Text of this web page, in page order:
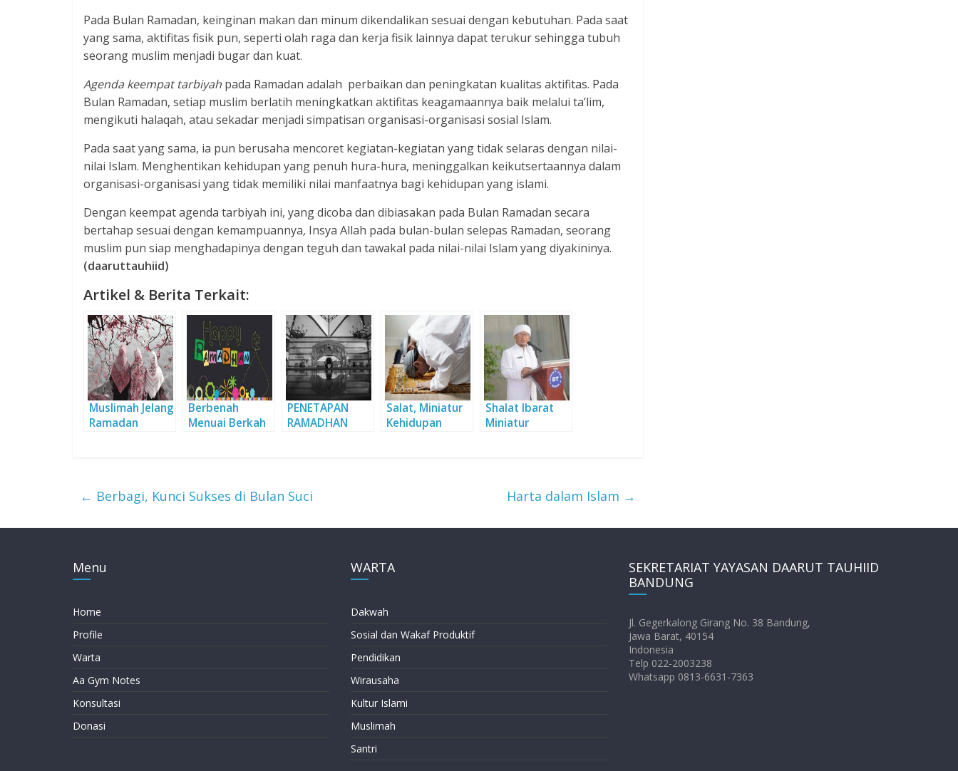
Pada Bulan Ramadan, keinginan makan dan minum dikendalikan sesuai dengan kebutuhan. Pada saat
yang sama, aktifitas fisik pun, seperti olah raga dan kerja fisik lainnya dapat terukur sehingga tubuh
seorang muslim menjadi bugar dan kuat.
Agenda keempat tarbiyah pada Ramadan adalah perbaikan dan peningkatan kualitas aktifitas. Pada
Bulan Ramadan, setiap muslim berlatih meningkatkan aktifitas keagamaannya baik melalui ta’lim,
mengikuti halaqah, atau sekadar menjadi simpatisan organisasi-organisasi sosial Islam.
Pada saat yang sama, ia pun berusaha mencoret kegiatan-kegiatan yang tidak selaras dengan nilai-
nilai Islam. Menghentikan kehidupan yang penuh hura-hura, meninggalkan keikutsertaannya dalam
organisasi-organisasi yang tidak memiliki nilai manfaatnya bagi kehidupan yang islami.
Dengan keempat agenda tarbiyah ini, yang dicoba dan dibiasakan pada Bulan Ramadan secara
bertahap sesuai dengan kemampuannya, Insya Allah pada bulan-bulan selepas Ramadan, seorang
muslim pun siap menghadapinya dengan teguh dan tawakal pada nilai-nilai Islam yang diyakininya.
(daaruttauhiid)
Artikel & Berita Terkait:
Muslimah Jelang
Ramadan
Berbenah
Menuai Berkah
PENETAPAN
RAMADHAN
Salat, Miniatur
Kehidupan
Shalat Ibarat
Miniatur
← Berbagi, Kunci Sukses di Bulan Suci Harta dalam Islam →
Menu
Home
Profile
Warta
Aa Gym Notes
Konsultasi
Donasi
WARTA
Dakwah
Sosial dan Wakaf Produktif
Pendidikan
Wirausaha
Kultur Islami
Muslimah
Santri
SEKRETARIAT YAYASAN DAARUT TAUHIID
BANDUNG
Jl. Gegerkalong Girang No. 38 Bandung,
Jawa Barat, 40154
Indonesia
Telp 022-2003238
Whatsapp 0813-6631-7363